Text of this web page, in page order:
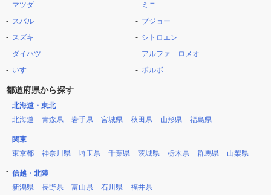
マツダ
スバル
スズキ
ダイハツ
いすゞ
ミニ
プジョー
シトロエン
アルファ ロメオ
ボルボ
都道府県から探す
北海道・東北
北海道
青森県 岩手県 宮城県 秋田県 山形県 福島県
関東
東京都
神奈川県 埼玉県 千葉県 茨城県 栃木県 群馬県 山梨県
信越・北陸
新潟県
長野県 富山県 石川県 福井県